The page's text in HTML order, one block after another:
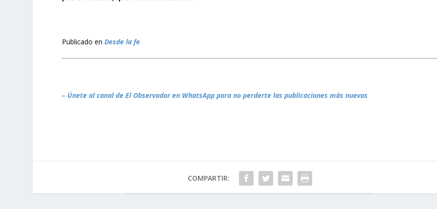
Publicado enDesde la fe
– Únete al canal de El Observador en WhatsApp para no perderte las publicaciones más nuevas
COMPARTIR: